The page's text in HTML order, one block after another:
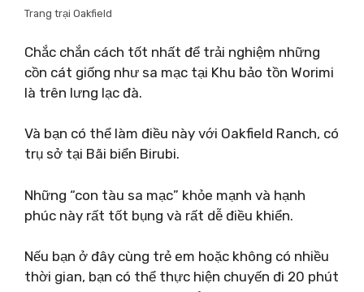
Trang trại Oakfield
Chắc chắn cách tốt nhất để trải nghiệm những
cồn cát giống như sa mạc tại Khu bảo tồn Worimi
là trên lưng lạc đà.
Và bạn có thể làm điều này với Oakfield Ranch, có
trụ sở tại Bãi biển Birubi.
Những “con tàu sa mạc” khỏe mạnh và hạnh
phúc này rất tốt bụng và rất dễ điều khiển.
Nếu bạn ở đây cùng trẻ em hoặc không có nhiều
thời gian, bạn có thể thực hiện chuyến đi 20 phút